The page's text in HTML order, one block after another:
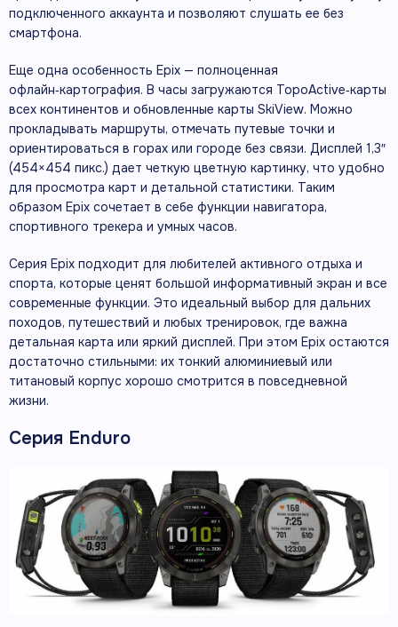
подключенного аккаунта и позволяют слушать ее без
смартфона.
Еще одна особенность Epix — полноценная
офлайн‑картография. В часы загружаются TopoActive‑карты
всех континентов и обновленные карты SkiView. Можно
прокладывать маршруты, отмечать путевые точки и
ориентироваться в горах или городе без связи. Дисплей 1,3″
(454×454 пикс.) дает четкую цветную картинку, что удобно
для просмотра карт и детальной статистики. Таким
образом Epix сочетает в себе функции навигатора,
спортивного трекера и умных часов.
Серия Epix подходит для любителей активного отдыха и
спорта, которые ценят большой информативный экран и все
современные функции. Это идеальный выбор для дальних
походов, путешествий и любых тренировок, где важна
детальная карта или яркий дисплей. При этом Epix остаются
достаточно стильными: их тонкий алюминиевый или
титановый корпус хорошо смотрится в повседневной
жизни.
Серия Enduro